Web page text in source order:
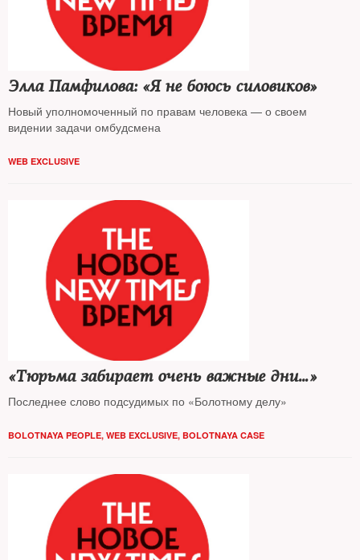
Элла Памфилова: «Я не боюсь силовиков»
Новый уполномоченный по правам человека — о своем
видении задачи омбудсмена
WEB EXCLUSIVE
«Тюрьма забирает очень важные дни…»
Последнее слово подсудимых по «Болотному делу»
BOLOTNAYA PEOPLE, WEB EXCLUSIVE, BOLOTNAYA CASE